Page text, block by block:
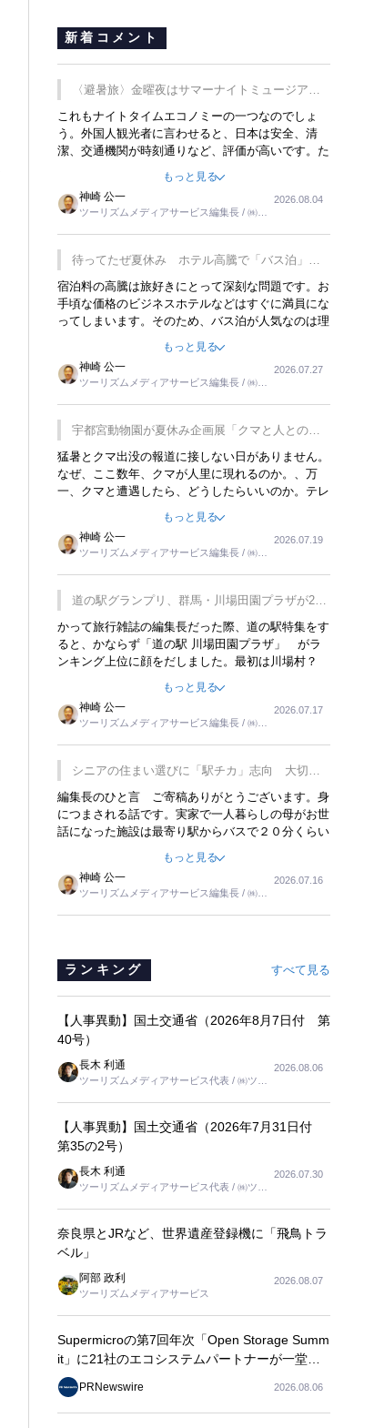
新着コメント
〈避暑旅〉金曜夜はサマーナイトミュージア
ム、都立6施設で
これもナイトタイムエコノミーの一つなのでしょ
う。外国人観光者に言わせると、日本は安全、清
潔、交通機関が時刻通りなど、評価が高いです。た
す。そのような意味で、金曜夜にこのようなイベン
トが行われれば、日本人に限らず外国人にとっても
楽しみが増えるでしょうね。
もっと見る
神崎 公一
ツーリズムメディアサービス編集長 / ㈱ツ
2026.08.04
待ってたぜ夏休み ホテル高騰で「バス泊」人
気
宿泊料の高騰は旅好きにとって深刻な問題です。お
手頃な価格のビジネスホテルなどはすぐに満員にな
ってしまいます。そのため、バス泊が人気なのは理
行をした時は、移動はグレイハウンドバスでした。
夕方から夜の便を利用してホテル代を浮かせていま
した。ただし、若いからできたことです。若い人が
夜行バスで京都に行った、青森に行ったと聞くと、
疲れが残らないのかなと思ってしまいます。
もっと見る
神崎 公一
ツーリズムメディアサービス編集長 / ㈱ツ
2026.07.27
宇都宮動物園が夏休み企画展「クマと人との距
離」を7月20日から開催
猛暑とクマ出没の報道に接しない日がありません。
なぜ、ここ数年、クマが人里に現れるのか。、万
一、クマと遭遇したら、どうしたらいいのか。テレ
るなんてことは、冗談でもいえません。そんな中
で、この企画展はタイムリーですね。
もっと見る
神崎 公一
ツーリズムメディアサービス編集長 / ㈱ツ
2026.07.19
道の駅グランプリ、群馬・川場田園プラザが2連
覇
かって旅行雑誌の編集長だった際、道の駅特集をす
ると、かならず「道の駅 川場田園プラザ」 がラ
ンキング上位に顔をだしました。最初は川場村？
れ永井 彰一社長にインタビューしたら、興味深い
話が次々が飛び出しました。プレゼンも巧みで、今
でも思い出すことが２つあります。一つは、従業員
に東京ディズニーランドを見学させ、サービス業、
接客業の何かを理解してもらっていることです。
もう一つは1800円もするプレミアムヨーグルトを
販売するにあたり、社内に懸念もあったそうです。
永井社長は、駐車場に都内ナンバーの高級外車が停
まっていることに目をつけ、高級商品でも売れると
確信したそうです。今回の記事を懐かしく読みまし
もっと見る
神崎 公一
ツーリズムメディアサービス編集長 / ㈱ツ
2026.07.17
シニアの住まい選びに「駅チカ」志向 大切な
のは出かけたくなる暮らし
編集長のひと言 ご寄稿ありがとうございます。身
につまされる話です。実家で一人暮らしの母がお世
話になった施設は最寄り駅からバスで２０分くらい
りました。母の住まいから近いという理由で、その
施設を選択したのですが、私と妹にとっては、半日
仕事ででした。シニアの住まい選びは、当人だけで
はなく、世話をする家族の足の便も考えない外池な
もっと見る
神崎 公一
ツーリズムメディアサービス編集長 / ㈱ツ
2026.07.16
ランキング すべて見る
【人事異動】国土交通省（2026年8月7日付 第
40号）
長木 利通
ツーリズムメディアサービス代表 / ㈱ツー
2026.08.06
【人事異動】国土交通省（2026年7月31日付
第35の2号）
長木 利通
ツーリズムメディアサービス代表 / ㈱ツー
2026.07.30
奈良県とJRなど、世界遺産登録機に「飛鳥トラ
ベル」
阿部 政利
ツーリズムメディアサービス
2026.08.07
Supermicroの第7回年次「Open Storage Summ
it」に21社のエコシステムパートナーが一堂に
会し、エンタープライズAIの大規模導入に関す
る実践的なガイダンスを共有
PRNewswire 2026.08.06